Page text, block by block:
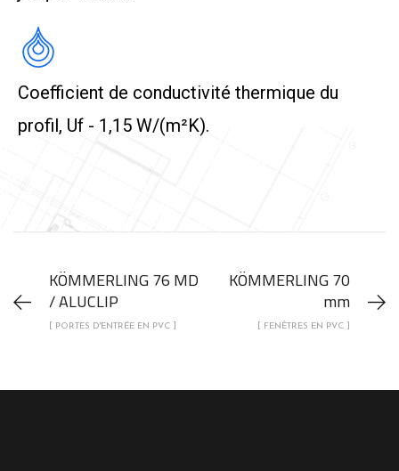
Coefficient de conductivité thermique du
profil, Uf - 1,15 W/(m²K).
KÖMMERLING 76 MD
/ ALUCLIP
[ PORTES D'ENTRÉE EN PVC ]
KÖMMERLING 70
mm
[ FENÊTRES EN PVC ]